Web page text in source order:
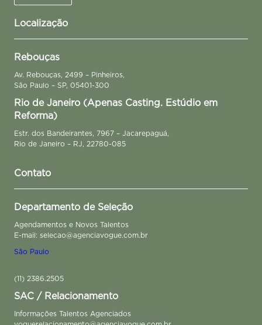
Localização
Rebouças
Av. Rebouças, 2499 – Pinheiros,
São Paulo – SP, 05401-300
Rio de Janeiro (Apenas Casting. Estúdio em
Reforma)
Estr. dos Bandeirantes, 7967 – Jacarepaguá,
Rio de Janeiro – RJ, 22780-085
Contato
Departamento de Seleção
Agendamentos e Novos Talentos
E-mail: selecao@agenciavogue.com.br
São Paulo
(11) 2386.2505
SAC / Relacionamento
Informações Talentos Agenciados